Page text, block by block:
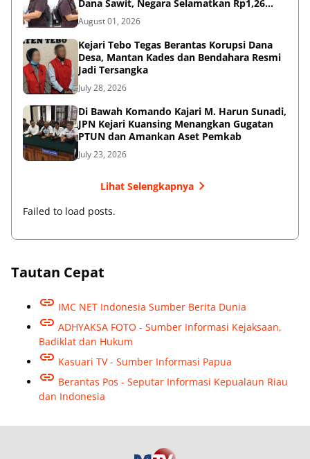
Dana Sawit, Negara Selamatkan Rp1,26
Miliar
August 01, 2026
Kejari Tebo Tegas Berantas Korupsi Dana
Desa, Mantan Kades dan Bendahara Resmi
Jadi Tersangka
July 28, 2026
Di Bawah Komando Kajari M. Harun Sunadi,
JPN Kejari Kuansing Menangkan Gugatan
PTUN dan Amankan Aset Pemkab
July 23, 2026
Lihat Selengkapnya
Failed to load posts.
Tautan Cepat
IMC NET Indonesia Sumber Berita Dunia
ADHYAKSA FOTO - Sumber Informasi Kejaksaan,
Badiklat dan Hukum
Kasuari TV - Sumber Informasi Papua
Berantas Pos - Seputar Informasi Kepualaun Riau
dan Indonesia